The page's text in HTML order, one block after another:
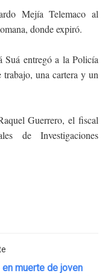
Mejía Telemaco al
donde expiró.
Suá entregó a la Policía
una cartera y un
Guerrero, el fiscal
de Investigaciones
en muerte de joven